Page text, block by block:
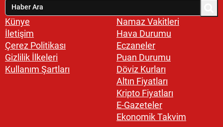
Künye
İletişim
Çerez Politikası
Gizlilik İlkeleri
Kullanım Şartları
Namaz Vakitleri
Hava Durumu
Eczaneler
Puan Durumu
Döviz Kurları
Altın Fiyatları
Kripto Fiyatları
E-Gazeteler
Ekonomik Takvim